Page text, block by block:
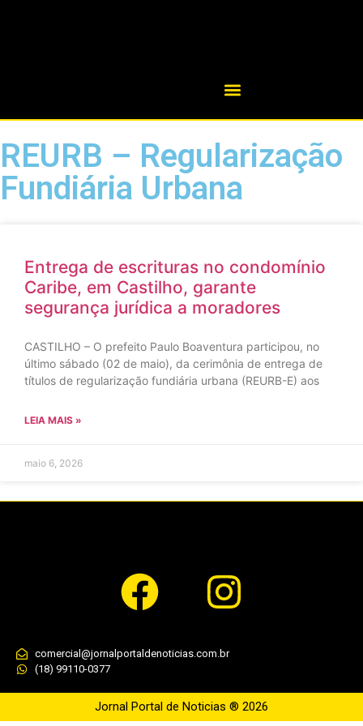
REURB – Regularização
Fundiária Urbana
Entrega de escrituras no condomínio
Caribe, em Castilho, garante
segurança jurídica a moradores
CASTILHO – O prefeito Paulo Boaventura participou, no
último sábado (02 de maio), da cerimônia de entrega de
títulos de regularização fundiária urbana (REURB-E) aos
LEIA MAIS »
maio 6, 2026
comercial@jornalportaldenoticias.com.br
(18) 99110-0377
Jornal Portal de Noticias ® 2026